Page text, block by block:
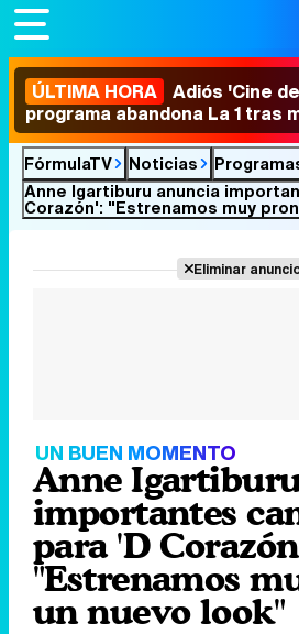
ÚLTIMA HORA Adiós 'Cine
programa abandona La 1 tras
FórmulaTV Noticias
Anne Igartiburu anuncia
Corazón': "Estrenamos muy
Eliminar
UN BUEN MOMENTO
Anne
importantes
para 'D
"Estrenamos
un nuevo look"